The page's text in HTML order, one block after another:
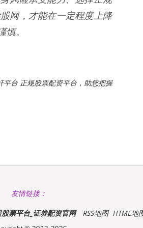
网，才能在一定程度上降
。
平台 正规股票配资平台，助您把握
友情链接：
票平台_证券配资官网 RSS地图 HTML地